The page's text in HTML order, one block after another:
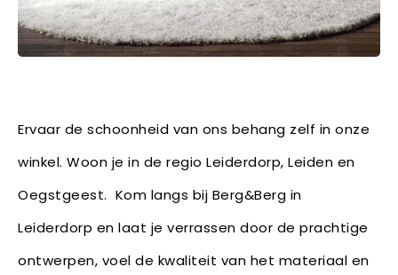
Ervaar de schoonheid van ons behang zelf in onze
winkel. Woon je in de regio Leiderdorp, Leiden en
Oegstgeest. Kom langs bij Berg&Berg in
Leiderdorp en laat je verrassen door de prachtige
ontwerpen, voel de kwaliteit van het materiaal en